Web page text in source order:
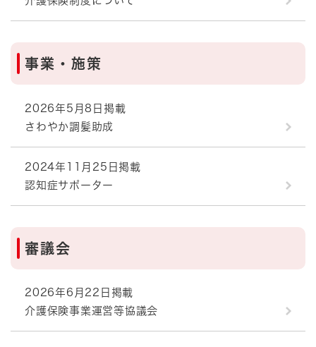
事業・施策
2026年5月8日掲載
さわやか調髪助成
2024年11月25日掲載
認知症サポーター
審議会
2026年6月22日掲載
介護保険事業運営等協議会